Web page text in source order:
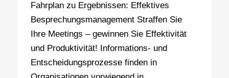
Fahrplan zu Ergebnissen: Effektives
Besprechungsmanagement Straffen Sie
Ihre Meetings – gewinnen Sie Effektivität
und Produktivität! Informations- und
Entscheidungsprozesse finden in